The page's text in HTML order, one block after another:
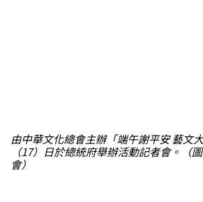
由中華文化總會主辦「端午謝平安 藝文
（17）日於總統府舉辦活動記者會。（
會）